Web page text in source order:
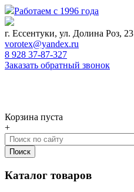
Работаем с 1996 года
г. Ессентуки, ул. Долина Роз, 23
vorotex@yandex.ru
8 928 37-87-327
Заказать обратный звонок
Корзина пуста
+
Каталог товаров